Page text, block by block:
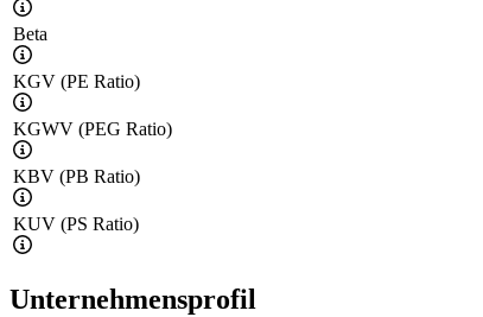
Beta
KGV (PE Ratio)
KGWV (PEG Ratio)
KBV (PB Ratio)
KUV (PS Ratio)
Unternehmensprofil